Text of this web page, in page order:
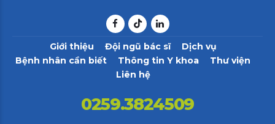
Giới thiệu Đội ngũ bác sĩ
Dịch vụ
Bệnh nhân cần biết
Thông tin Y khoa
Thư viện
Liên hệ
0259.3824509